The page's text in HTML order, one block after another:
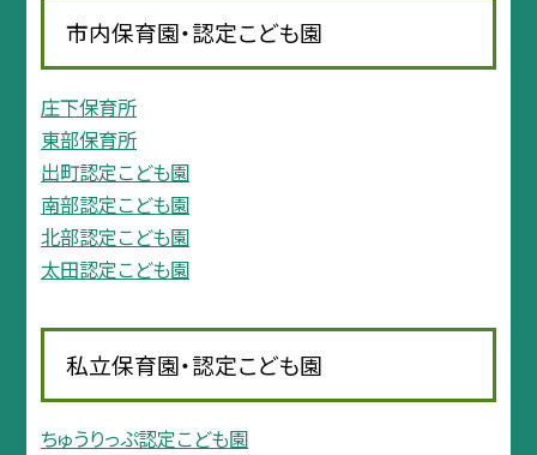
市内保育園・認定こども園
庄下保育所
東部保育所
出町認定こども園
南部認定こども園
北部認定こども園
太田認定こども園
私立保育園・認定こども園
ちゅうりっぷ認定こども園